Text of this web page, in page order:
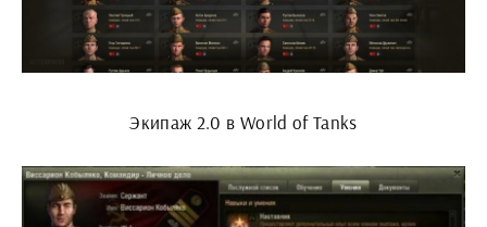
Экипаж 2.0 в World of Tanks